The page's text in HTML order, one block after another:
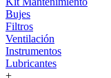
Bujes
Filtros
Ventilación
Instrumentos
Lubricantes
+